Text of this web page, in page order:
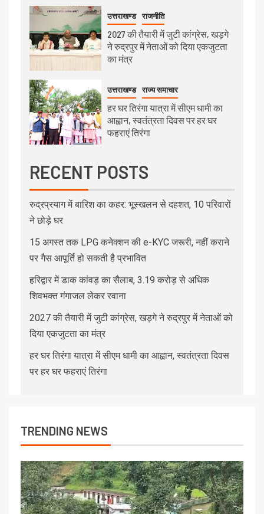
उत्तराखण्ड राजनीति
2027 की तैयारी में जुटी कांग्रेस, खड़गे
ने रुद्रपुर में नेताओं को दिया एकजुटता
का मंत्र
उत्तराखण्ड राज्य समाचार
हर घर तिरंगा यात्रा में सीएम धामी का
आह्वान, स्वतंत्रता दिवस पर हर घर
फहराएं तिरंगा
RECENT POSTS
रुद्रप्रयाग में बारिश का कहर: भूस्खलन से दहशत, 10 परिवारों
ने छोड़े घर
15 अगस्त तक LPG कनेक्शन की e-KYC जरूरी, नहीं कराने
पर गैस आपूर्ति हो सकती है प्रभावित
हरिद्वार में डाक कांवड़ का सैलाब, 3.19 करोड़ से अधिक
शिवभक्त गंगाजल लेकर रवाना
2027 की तैयारी में जुटी कांग्रेस, खड़गे ने रुद्रपुर में नेताओं को
दिया एकजुटता का मंत्र
हर घर तिरंगा यात्रा में सीएम धामी का आह्वान, स्वतंत्रता दिवस
पर हर घर फहराएं तिरंगा
TRENDING NEWS